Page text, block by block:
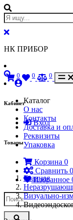
НК ПРИБОР
Кабинет
Вход
Товары
Корзина 0
Сравнить 0
Избранное
0 0 0
Каталог
О нас
Контакты
Доставка и
Реквизиты
Упаковка
Главная
Визуально-